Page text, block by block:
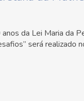
da Lei Maria da
será realizado